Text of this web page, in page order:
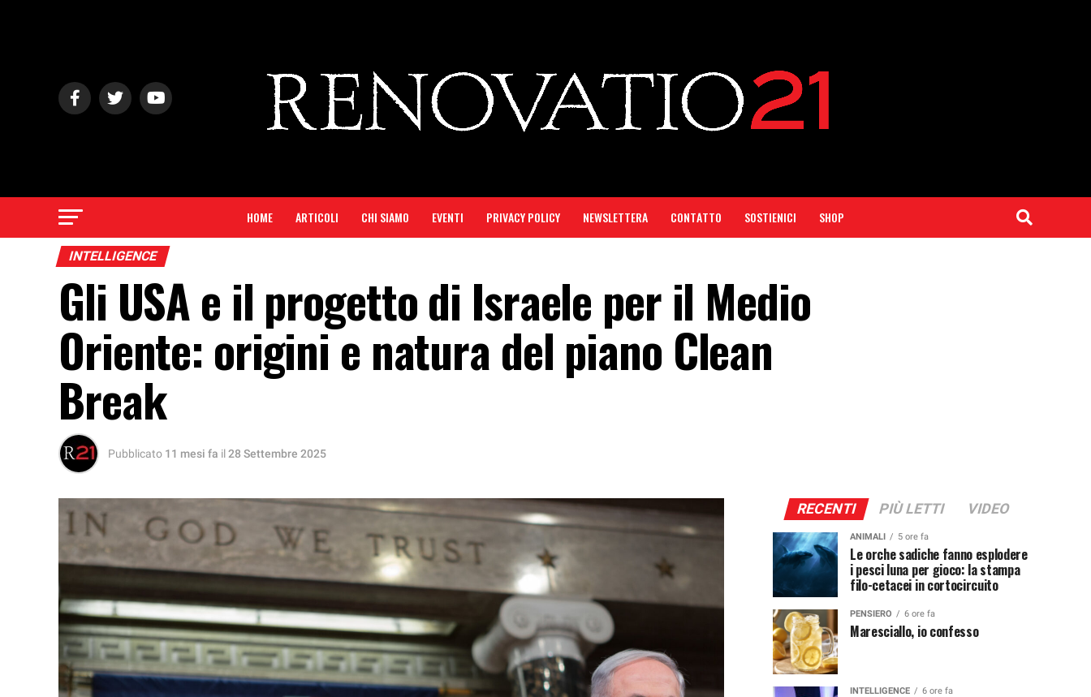
HOME ARTICOLI CHI SIAMO EVENTI PRIVACY POLICY NEWSLETTERA CONTATTO SOSTIENICI SHOP
INTELLIGENCE
Gli USA e il progetto di Israele per il Medio
Oriente: origini e natura del piano Clean
Break
Pubblicato 11 mesi fa il28 Settembre 2025
RECENTI PIÙ LETTI VIDEO
ANIMALI 5 ore fa
Le orche sadiche fanno esplodere
i pesci luna per gioco: la stampa
filo-cetacei in cortocircuito
PENSIERO 6 ore fa
Maresciallo, io confesso
INTELLIGENCE 6 ore fa